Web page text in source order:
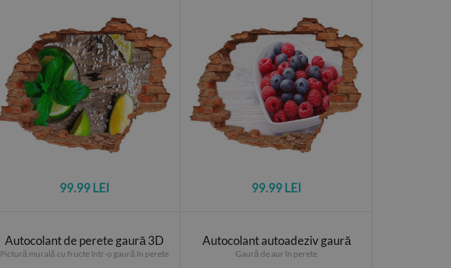
99.99 LEI 99.99 LEI
Autocolant de perete gaură 3D
Pictură murală cu fructe într-o gaură în perete
Autocolant autoadeziv gaură
Gaură de aur în perete